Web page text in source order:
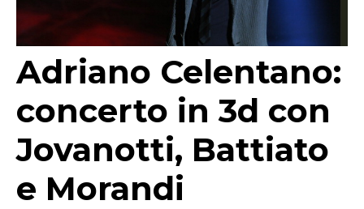
Adriano Celentano:
concerto in 3d con
Jovanotti, Battiato
e Morandi